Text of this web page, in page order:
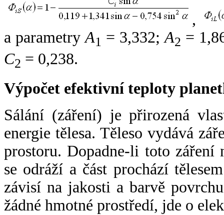
,
a parametryA1 = 3,332;A2 =
C2 = 0,238.
Výpočet efektivní teploty
Sálání (záření) je přirozená
energie tělesa. Těleso vydává
prostoru. Dopadne-li toto záření
se odráží a část prochází
závisí na jakosti a barvě
žádné hmotné prostředí, jde o